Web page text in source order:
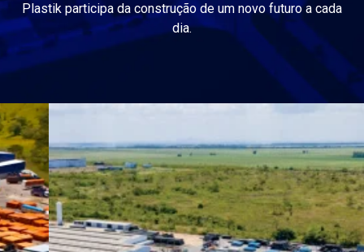
Plastik participa da construção de um novo futuro a cada
dia.